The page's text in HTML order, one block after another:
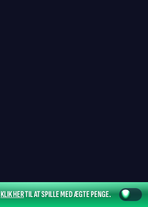
KLIK HERTIL AT SPILLE MED ÆGTE PENGE.